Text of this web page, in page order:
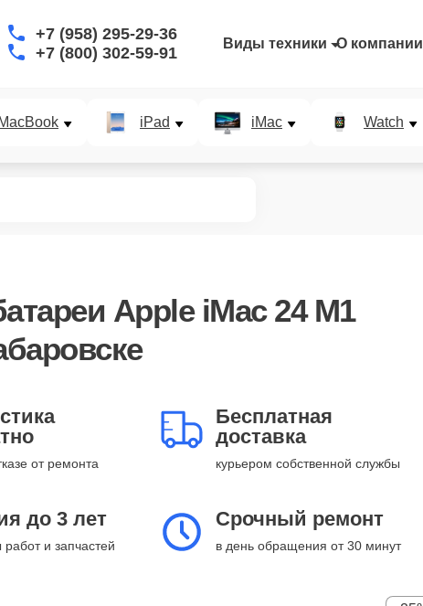
+7 (958) 295-29-36
+7 (800) 302-59-91
Виды техники О компании
MacBook iPad iMac Watch
Apple iMac 24 M1
от ремонта
Бесплатная
доставка
курьером собственной службы
до 3 лет
и запчастей
Срочный ремонт
в день обращения от 30 минут